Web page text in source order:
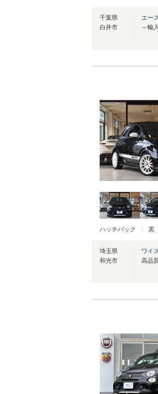
千葉県
白井市
エー
ハッチバック 黒
埼玉県
和光市
ワイ